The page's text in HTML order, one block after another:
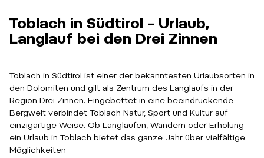
Toblach in Südtirol – Urlaub,
Langlauf bei den Drei Zinnen
Toblach in Südtirol ist einer der bekanntesten Urlaubsorten in
den Dolomiten und gilt als Zentrum des Langlaufs in der
Region Drei Zinnen. Eingebettet in eine beeindruckende
Bergwelt verbindet Toblach Natur, Sport und Kultur auf
einzigartige Weise. Ob Langlaufen, Wandern oder Erholung –
ein Urlaub in Toblach bietet das ganze Jahr über vielfältige
Möglichkeiten